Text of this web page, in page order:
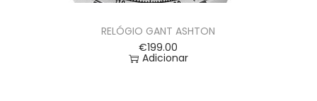
RELÓGIO GANT ASHTON
€199.00
Adicionar